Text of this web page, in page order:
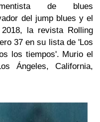
de blues
del jump blues y el
la revista Rolling
37 en su lista de 'Los
los tiempos'. Murio el
Ángeles, California,